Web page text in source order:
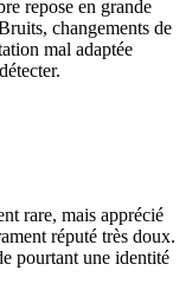
repose en grande
changements de
mal adaptée
rare, mais apprécié
réputé très doux.
pourtant une identité